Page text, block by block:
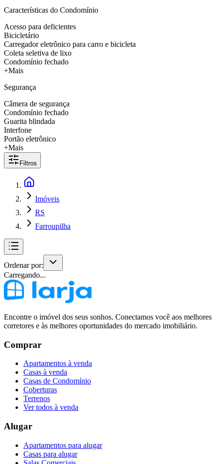
Características do Condomínio
Acesso para deficientes
Bicicletário
Carregador eletrônico para carro e bicicleta
Coleta seletiva de lixo
Condomínio fechado
+Mais
Segurança
Câmera de segurança
Condomínio fechado
Guarita blindada
Interfone
Portão eletrônico
+Mais
Filtros
Imóveis
RS
Farroupilha
Ordenar por:
Carregando...
Encontre o imóvel dos seus sonhos. Conectamos você aos melhores
corretores e às melhores oportunidades do mercado imobiliário.
Comprar
Apartamentos à venda
Casas à venda
Casas de Condomínio
Coberturas
Terrenos
Ver todos à venda
Alugar
Apartamentos para alugar
Casas para alugar